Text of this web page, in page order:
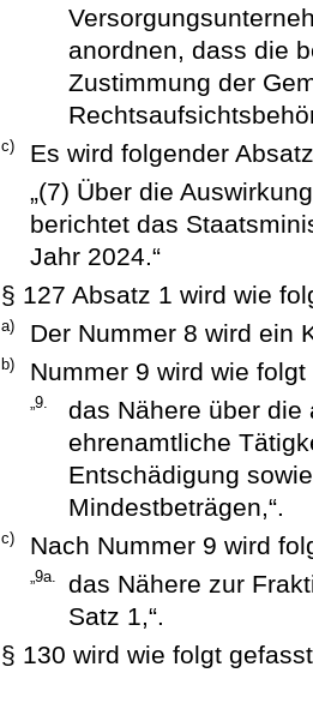
anordnen, dass die
Zustimmung der
c)
Es wird folgender
„(7) Über die
berichtet das
Jahr 2024.“
§ 127 Absatz 1 wird wie
a) Der Nummer 8 wird ein
b) Nummer 9 wird wie
„9.
das Nähere über
ehrenamtliche
Entschädigung
Mindestbeträgen,“.
c) Nach Nummer 9 wird
„9a.
das Nähere zur
Satz 1,“.
§ 130 wird wie folgt